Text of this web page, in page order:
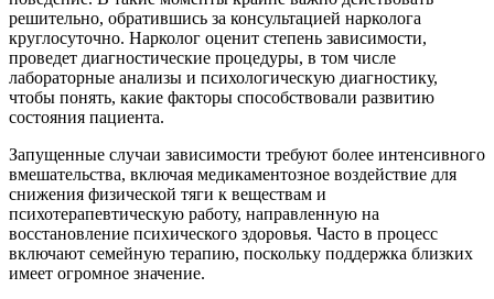
решительно, обратившись за консультацией нарколога
круглосуточно. Нарколог оценит степень зависимости,
проведет диагностические процедуры, в том числе
лабораторные анализы и психологическую диагностику,
чтобы понять, какие факторы способствовали развитию
состояния пациента.
Запущенные случаи зависимости требуют более интенсивного
вмешательства, включая медикаментозное воздействие для
снижения физической тяги к веществам и
психотерапевтическую работу, направленную на
восстановление психического здоровья. Часто в процесс
включают семейную терапию, поскольку поддержка близких
имеет огромное значение.